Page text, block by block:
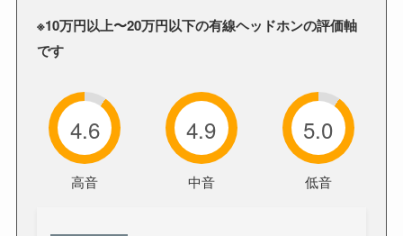
※10万円以上〜20万円以下の有線ヘッドホンの評価軸
です
4.6
高音
4.9
中音
5.0
低音